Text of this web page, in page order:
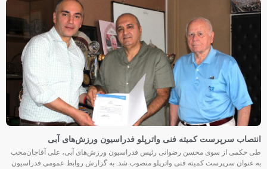
انتصاب سرپرست کمیته فنی واترپلو فدراسیون ورزش‌های آبی
طی حکمی از سوی محسن رضوانی رئیس فدراسیون ورزش‌های آبی، علی آقاجان‌محب
به عنوان سرپرست کمیته فنی واترپلو منصوب شد. به گزارش روابط عمومی فدراسیون